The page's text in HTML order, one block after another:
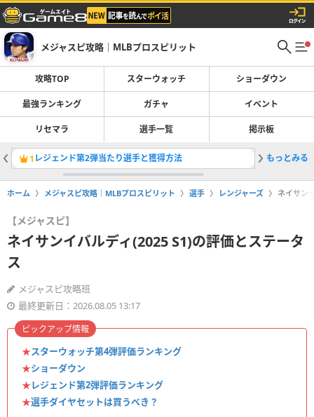
メジャスピ攻略｜MLBプロスピリット
攻略TOP スターウォッチ ショーダウン
最強ランキング ガチャ イベント
リセマラ 選手一覧 掲示板
1 レジェンド第2弾当たり選手と獲得方法 2OTWお
もっとみる
ホーム メジャスピ攻略｜MLBプロスピリット 選手 レンジャーズ ネイサン
【メジャスピ】
ネイサンイバルディ(2025 S1)の評価とステータ
ス
メジャスピ攻略班
最終更新日：2026.08.05 13:17
★スターウォッチ第4弾評価ランキング
★ショーダウン
★レジェンド第2弾評価ランキング
★選手ダイヤセットは買うべき？
ピックアップ情報